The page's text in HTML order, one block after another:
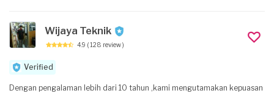
Wijaya Teknik
4.9 ( 128 review )
Verified
Dengan pengalaman lebih dari 10 tahun ,kami mengutamakan kepuasan